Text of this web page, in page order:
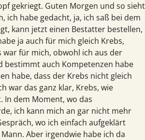
gekriegt. Guten Morgen und so sieht
ich habe gedacht, ja, ich saß bei dem
kann jetzt einen Bestatter bestellen,
ja auch für mich gleich Krebs,
war für mich, obwohl ich aus der
bestimmt auch Kompetenzen habe
habe, dass der Krebs nicht gleich
war das ganz klar, Krebs, wie
In dem Moment, wo das
ich kann mich an gar nicht mehr
wo ich einfach aufgeklärt
Aber irgendwie habe ich da